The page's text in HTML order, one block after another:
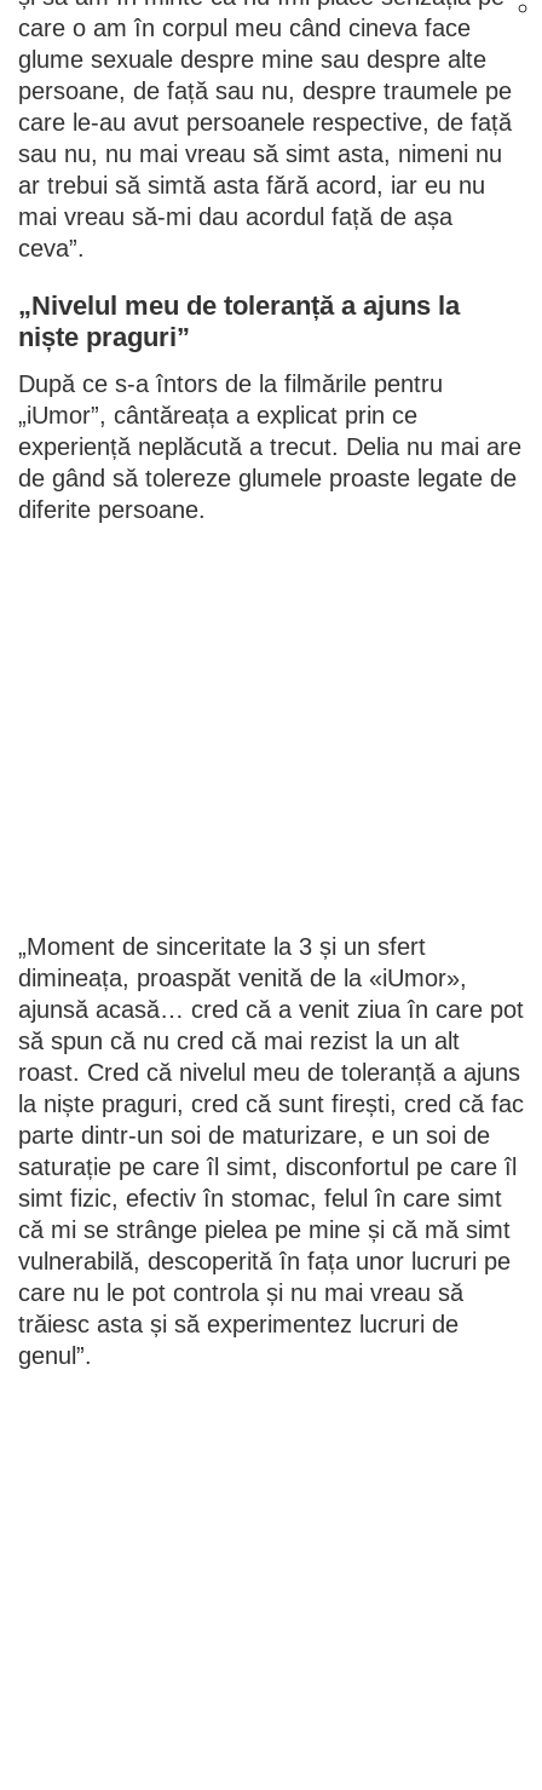
care o am în corpul meu când cineva face
glume sexuale despre mine sau despre alte
persoane, de față sau nu, despre traumele pe
care le-au avut persoanele respective, de față
sau nu, nu mai vreau să simt asta, nimeni nu
ar trebui să simtă asta fără acord, iar eu nu
mai vreau să-mi dau acordul față de așa
ceva”.
„Nivelul meu de toleranță a ajuns la
niște praguri”
După ce s-a întors de la filmările pentru
„iUmor”, cântăreața a explicat prin ce
experiență neplăcută a trecut. Delia nu mai are
de gând să tolereze glumele proaste legate de
diferite persoane.
„Moment de sinceritate la 3 și un sfert
dimineața, proaspăt venită de la «iUmor»,
ajunsă acasă… cred că a venit ziua în care pot
să spun că nu cred că mai rezist la un alt
roast. Cred că nivelul meu de toleranță a ajuns
la niște praguri, cred că sunt firești, cred că fac
parte dintr-un soi de maturizare, e un soi de
saturație pe care îl simt, disconfortul pe care îl
simt fizic, efectiv în stomac, felul în care simt
că mi se strânge pielea pe mine și că mă simt
vulnerabilă, descoperită în fața unor lucruri pe
care nu le pot controla și nu mai vreau să
trăiesc asta și să experimentez lucruri de
genul”.